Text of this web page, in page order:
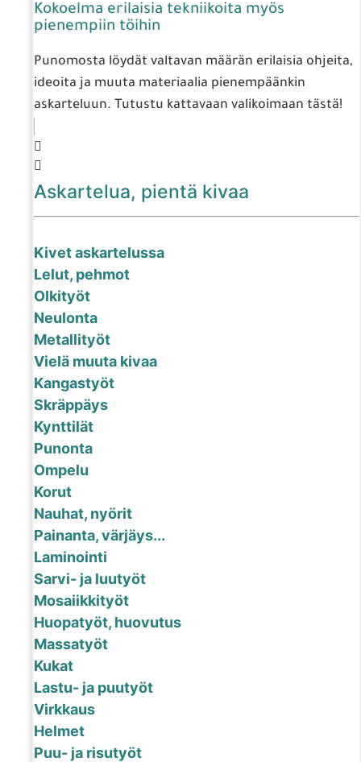
Kokoelma erilaisia tekniikoita myös
pienempiin töihin
Punomosta löydät valtavan määrän erilaisia ohjeita,
ideoita ja muuta materiaalia pienempäänkin
askarteluun. Tutustu kattavaan valikoimaan tästä!
Askartelua, pientä kivaa
Kivet askartelussa
Lelut, pehmot
Olkityöt
Neulonta
Metallityöt
Vielä muuta kivaa
Kangastyöt
Skräppäys
Kynttilät
Punonta
Ompelu
Korut
Nauhat, nyörit
Painanta, värjäys...
Laminointi
Sarvi- ja luutyöt
Mosaiikkityöt
Huopatyöt, huovutus
Massatyöt
Kukat
Lastu- ja puutyöt
Virkkaus
Helmet
Puu- ja risutyöt